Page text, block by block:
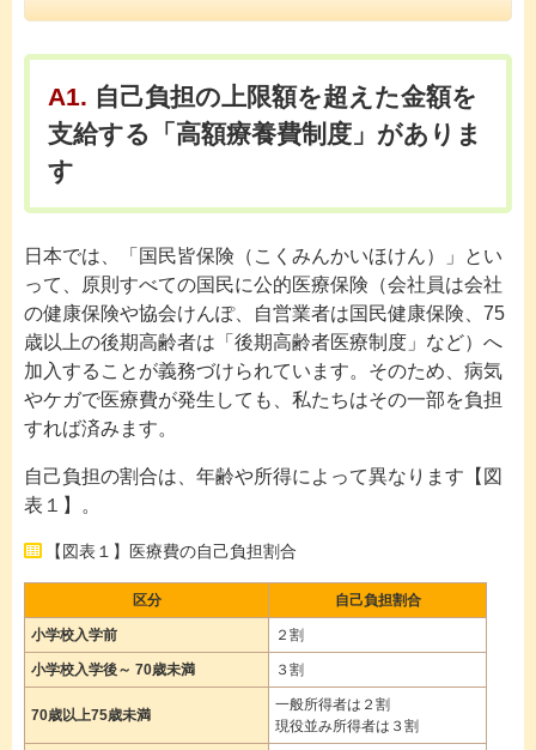
A1. 自己負担の上限額を超えた金額を
支給する「高額療養費制度」がありま
す
日本では、「国民皆保険（こくみんかいほけん）」とい
って、原則すべての国民に公的医療保険（会社員は会社
の健康保険や協会けんぽ、自営業者は国民健康保険、75
歳以上の後期高齢者は「後期高齢者医療制度」など）へ
加入することが義務づけられています。そのため、病気
やケガで医療費が発生しても、私たちはその一部を負担
すれば済みます。
自己負担の割合は、年齢や所得によって異なります【図
表１】。
【図表１】医療費の自己負担割合
区分 自己負担割合
小学校入学前 ２割
小学校入学後～ 70歳未満 ３割
70歳以上75歳未満
一般所得者は２割
現役並み所得者は３割